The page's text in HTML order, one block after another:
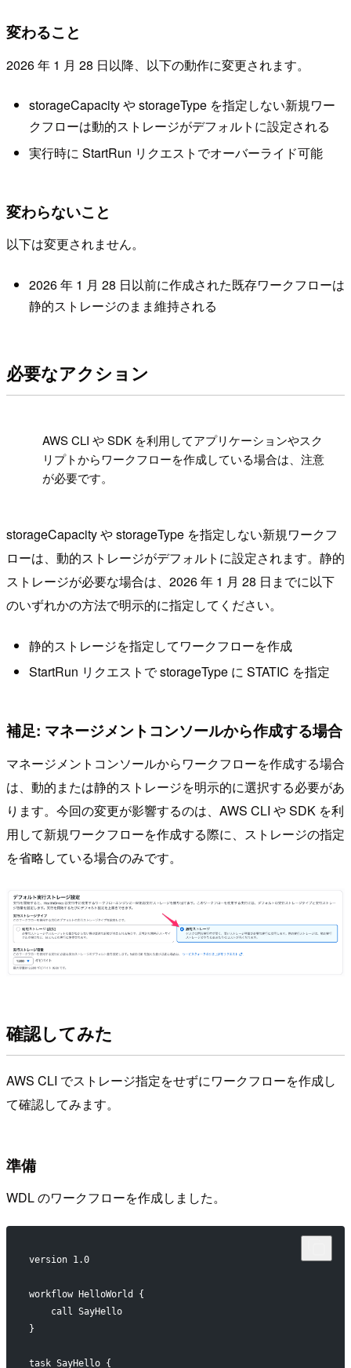
変わること
2026 年 1 月 28 日以降、以下の動作に変更されます。
storageCapacity や storageType を指定しない新規ワー
クフローは動的ストレージがデフォルトに設定される
実行時に StartRun リクエストでオーバーライド可能
変わらないこと
以下は変更されません。
2026 年 1 月 28 日以前に作成された既存ワークフローは
静的ストレージのまま維持される
必要なアクション
AWS CLI や SDK を利用してアプリケーションやスク
リプトからワークフローを作成している場合は、注意
が必要です。
storageCapacity や storageType を指定しない新規ワークフ
ローは、動的ストレージがデフォルトに設定されます。静的
ストレージが必要な場合は、2026 年 1 月 28 日までに以下
のいずれかの方法で明示的に指定してください。
静的ストレージを指定してワークフローを作成
StartRun リクエストで storageType に STATIC を指定
補足: マネージメントコンソールから作成する場合
マネージメントコンソールからワークフローを作成する場合
は、動的または静的ストレージを明示的に選択する必要があ
ります。今回の変更が影響するのは、AWS CLI や SDK を利
用して新規ワークフローを作成する際に、ストレージの指定
を省略している場合のみです。
確認してみた
AWS CLI でストレージ指定をせずにワークフローを作成し
て確認してみます。
準備
WDL のワークフローを作成しました。
version 1.0
workflow HelloWorld {
    call SayHello
}
task SayHello {